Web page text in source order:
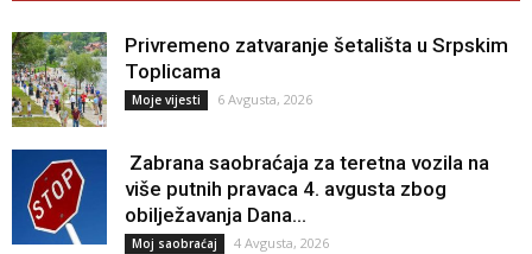
Privremeno zatvaranje šetališta u Srpskim
Toplicama
Moje vijesti 6 Avgusta, 2026
Zabrana saobraćaja za teretna vozila na
više putnih pravaca 4. avgusta zbog
obilježavanja Dana...
Moj saobraćaj 4 Avgusta, 2026